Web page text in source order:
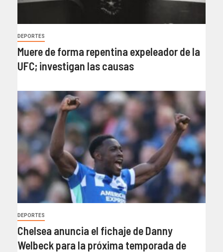
DEPORTES
Muere de forma repentina expeleador de la
UFC; investigan las causas
DEPORTES
Chelsea anuncia el fichaje de Danny
Welbeck para la próxima temporada de